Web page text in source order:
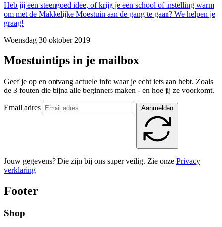
Heb jij een steengoed idee, of krijg je een school of instelling warm
om met de Makkelijke Moestuin aan de gang te gaan? We helpen je
graag!
Woensdag 30 oktober 2019
Moestuintips in je mailbox
Geef je op en ontvang actuele info waar je echt iets aan hebt. Zoals
de 3 fouten die bijna alle beginners maken - en hoe jij ze voorkomt.
Email adres Aanmelden
Jouw gegevens? Die zijn bij ons super veilig. Zie onze Privacy
verklaring
Footer
Shop